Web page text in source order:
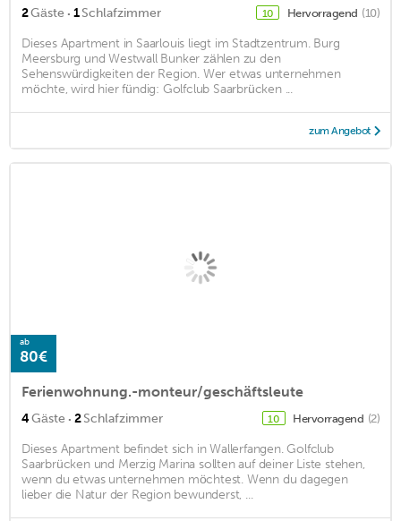
2Gäste · 1Schlafzimmer 10 Hervorragend (10)
Dieses Apartment in Saarlouis liegt im Stadtzentrum. Burg
Meersburg und Westwall Bunker zählen zu den
Sehenswürdigkeiten der Region. Wer etwas unternehmen
möchte, wird hier fündig: Golfclub Saarbrücken ...
zum Angebot
ab
80€
Ferienwohnung.-monteur/geschäftsleute
4Gäste · 2Schlafzimmer 10 Hervorragend (2)
Dieses Apartment befindet sich in Wallerfangen. Golfclub
Saarbrücken und Merzig Marina sollten auf deiner Liste stehen,
wenn du etwas unternehmen möchtest. Wenn du dagegen
lieber die Natur der Region bewunderst, ...